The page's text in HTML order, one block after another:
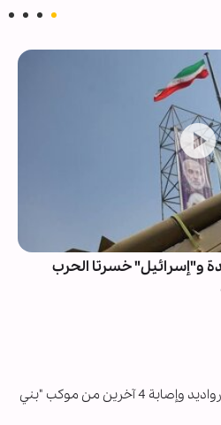
و"إسرائيل" خسرتا الحرب
وفاة 4 رواديد وإصابة 4 آخرين من موكب "بني